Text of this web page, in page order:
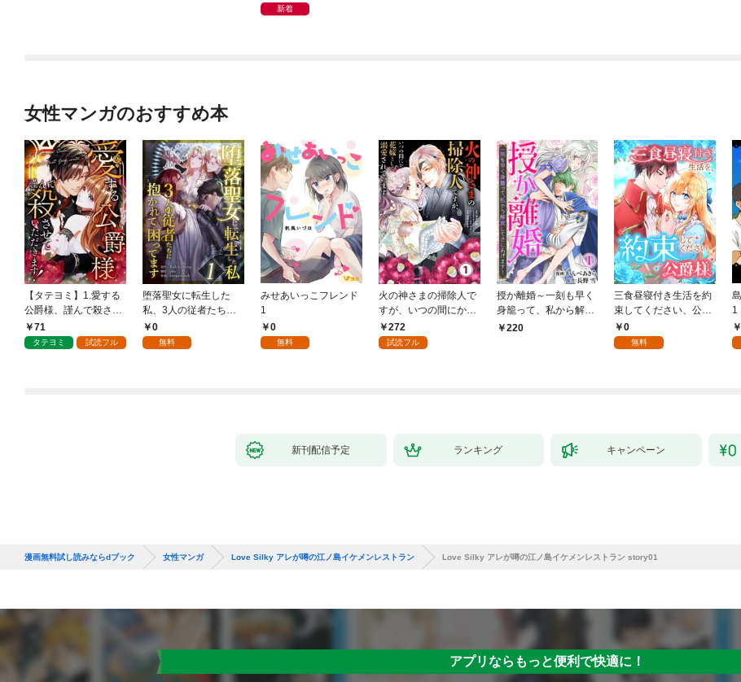
新着
女性マンガのおすすめ本
【タテヨミ】1.愛する
公爵様、謹んで殺させ
ていただきます！
71
タテヨミ 試読フル
堕落聖女に転生した
私、3人の従者たちに
抱かれて困ってます 第
1話
0
無料
みせあいっこフレンド
1
0
無料
火の神さまの掃除人で
すが、いつの間にか花
嫁として溺愛されてい
ます【単話】（１）
272
試読フル
授か離婚～一刻も早く
身籠って、私から解放
してさしあげます！1
220
三食昼寝付き生活を約
束してください、公爵
様 1話
0
無料
1
新刊配信予定 ランキング キャンペーン
漫画無料試し読みならdブック 女性マンガ Love Silky アレが噂の江ノ島イケメンレストラン Love Silky アレが噂の江ノ島イケメンレストラン story01
アプリならもっと便利で快適に！